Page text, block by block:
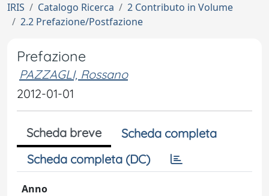
IRIS Catalogo Ricerca
2 Contributo in Volume
2.2 Prefazione/Postfazione
Prefazione
PAZZAGLI, Rossano
2012-01-01
Scheda breve
Scheda completa
Scheda completa (DC)
Anno